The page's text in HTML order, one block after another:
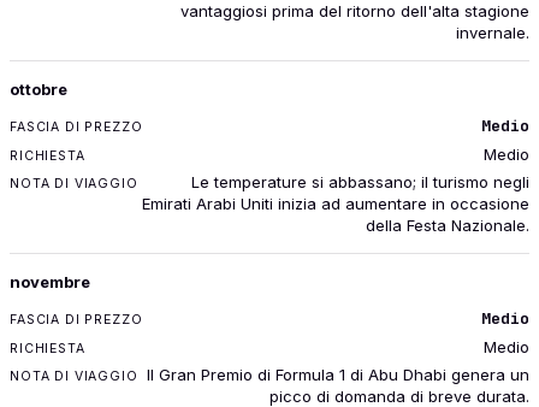
vantaggiosi prima del ritorno dell'alta stagione
invernale.
ottobre
Medio
Medio
Le temperature si abbassano; il turismo negli
Emirati Arabi Uniti inizia ad aumentare in occasione
della Festa Nazionale.
novembre
Medio
Medio
Il Gran Premio di Formula 1 di Abu Dhabi genera un
picco di domanda di breve durata.